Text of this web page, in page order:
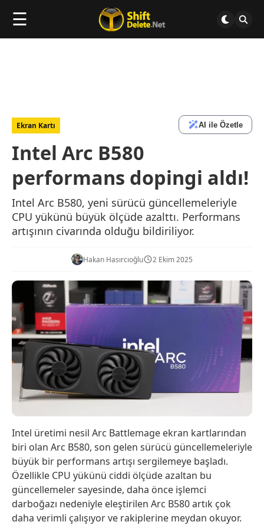
☰
Ekran Kartı AI ile Özetle
Intel Arc B580
performans dopingi aldı!
Intel Arc B580, yeni sürücü güncellemeleriyle
CPU yükünü büyük ölçüde azalttı. Performans
artışının civarında olduğu bildiriliyor.
Hakan Hasırcıoğlu 2 Ekim 2025
Intel üretimi nesil Arc Battlemage ekran kartlarından
biri olan Arc B580, son gelen sürücü güncellemeleriyle
büyük bir performans artışı sergilemeye başladı.
Özellikle CPU yükünü ciddi ölçüde azaltan bu
güncellemeler sayesinde, daha önce işlemci
darboğazı nedeniyle eleştirilen Arc B580 artık çok
daha verimli çalışıyor ve rakiplerine meydan okuyor.